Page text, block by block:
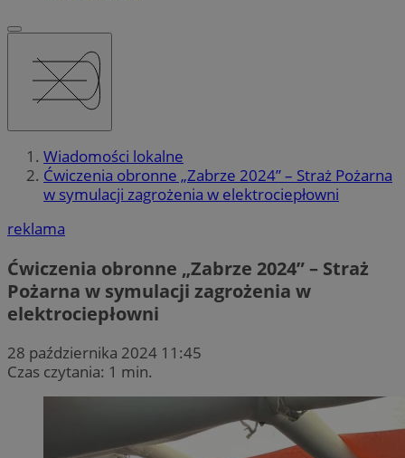
Wiadomości lokalne
Ćwiczenia obronne „Zabrze 2024” – Straż Pożarna
w symulacji zagrożenia w elektrociepłowni
reklama
Ćwiczenia obronne „Zabrze 2024” – Straż
Pożarna w symulacji zagrożenia w
elektrociepłowni
28 października 2024 11:45
Czas czytania: 1 min.